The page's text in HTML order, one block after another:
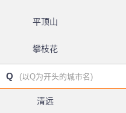
平顶山
攀枝花
Q (以Q为开头的城市名)
清远